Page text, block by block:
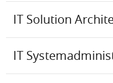
IT Solution
IT